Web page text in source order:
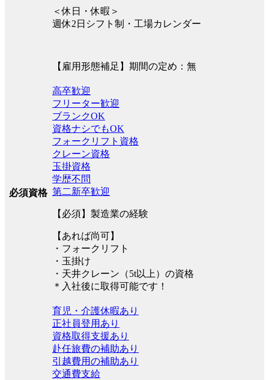
＜休日・休暇＞
週休2日シフト制・工場カレンダー
【雇用形態補足】期間の定め：無
必須資格
高卒歓迎
フリーター歓迎
ブランクOK
資格ナシでもOK
フォークリフト資格
クレーン資格
玉掛資格
学歴不問
第二新卒歓迎
【必須】製造業の経験
【あれば尚可】
・フォークリフト
・玉掛け
・天井クレーン（5t以上）の資格
＊入社後に取得可能です！
育児・介護休暇あり
正社員登用あり
資格取得支援あり
赴任旅費の補助あり
引越費用の補助あり
交通費支給